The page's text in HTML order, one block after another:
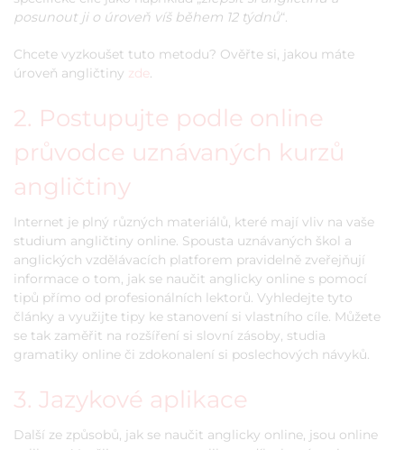
posunout ji o úroveň víš během 12 týdnů“.
Chcete vyzkoušet tuto metodu? Ověřte si, jakou máte
úroveň angličtiny zde.
2. Postupujte podle online
průvodce uznávaných kurzů
angličtiny
Internet je plný různých materiálů, které mají vliv na vaše
studium angličtiny online. Spousta uznávaných škol a
anglických vzdělávacích platforem pravidelně zveřejňují
informace o tom, jak se naučit anglicky online s pomocí
tipů přímo od profesionálních lektorů. Vyhledejte tyto
články a využijte tipy ke stanovení si vlastního cíle. Můžete
se tak zaměřit na rozšíření si slovní zásoby, studia
gramatiky online či zdokonalení si poslechových návyků.
3. Jazykové aplikace
Další ze způsobů, jak se naučit anglicky online, jsou online